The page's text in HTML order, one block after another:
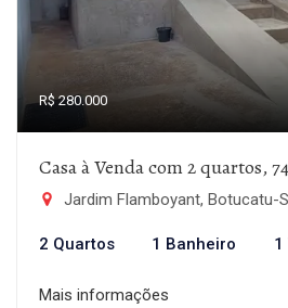
R$ 280.000
Casa à Venda com 2 quartos,
Jardim Flamboyant, Botucatu-
2 Quartos 1 Banheiro 1
Mais informações